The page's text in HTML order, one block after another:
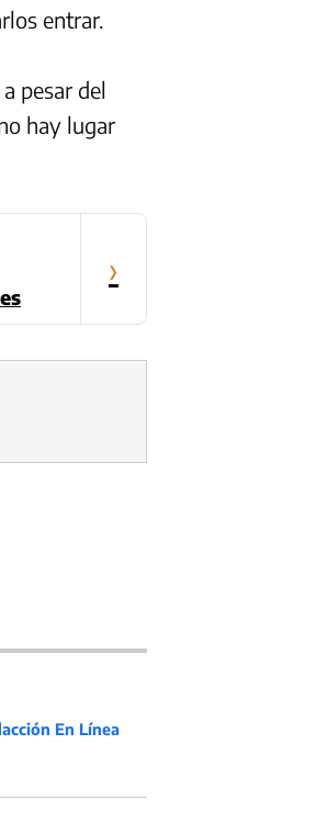
entrar.
pesar del
hay lugar
›
En Línea